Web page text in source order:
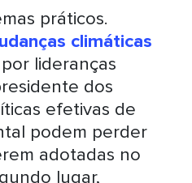
práticos.
climáticas
lideranças
dos
efetivas de
podem perder
adotadas no
lugar,